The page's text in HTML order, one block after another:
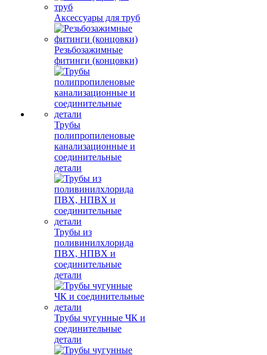
Аксессуары для труб
Резьбозажимные
фитинги (концовки)
Трубы
полипропиленовые
канализационные и
соединительные
детали
Трубы из
поливинилхлорида
ПВХ, НПВХ и
соединительные
детали
Трубы чугунные ЧК и
соединительные
детали